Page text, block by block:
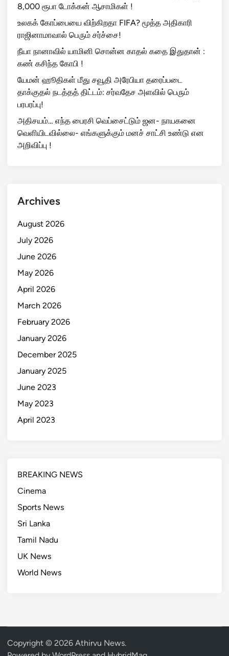
8,000 ரூபா டோக்கன் ஆசாமிகள் !
உலகக் கோப்பையை விற்கிறதா FIFA? மூத்த அதிகாரி
ராஜினாமாவால் பெரும் சர்ச்சை!
நீயா நானாவில் யாமினி சொன்ன காதல் கதை இதுதான் :
கண் கசிந்த கோபி !
யேமன் ஹூதிகள் மீது சவூதி அரேபியா தரைப்படை
தாக்குதல் நடத்தத் திட்டம்: சர்வதேச அளவில் பெரும்
பரபரப்பு!
அதிசயம்… எந்த பைரசி வெப்சைட்டும் ஜன- நாயகனை
வெளியிடவில்லை- எங்களுக்கும் மனச் சாட்சி உண்டு என
அறிவிப்பு !
Archives
August 2026
July 2026
June 2026
May 2026
April 2026
March 2026
February 2026
January 2026
December 2025
January 2025
June 2023
May 2023
April 2023
BREAKING NEWS
Cinema
Sports News
Sri Lanka
Tamil Nadu
UK News
World News
Copyright © 2026 Athirvu News.